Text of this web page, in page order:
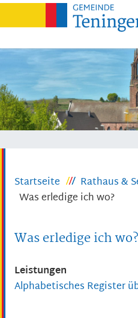
Startseite Rathaus &
Was erledige ich wo?
Was erledige ich wo?
Leistungen
Alphabetisches Register